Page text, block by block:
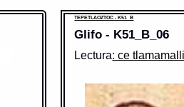
Sentido: chile
https://
TEPETLAOZTOC - K51_B
Glifo - K51_B_06
Lectura: ce